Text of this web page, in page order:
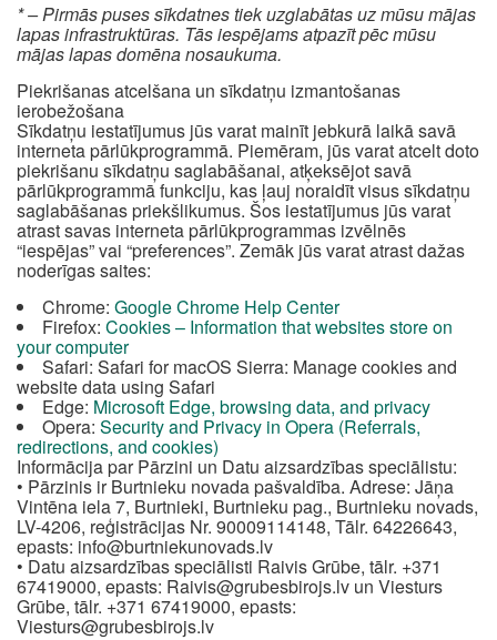
* – Pirmās puses sīkdatnes tiek uzglabātas uz mūsu mājas
lapas infrastruktūras. Tās iespējams atpazīt pēc mūsu
mājas lapas domēna nosaukuma.
Piekrišanas atcelšana un sīkdatņu izmantošanas
ierobežošana
Sīkdatņu iestatījumus jūs varat mainīt jebkurā laikā savā
interneta pārlūkprogrammā. Piemēram, jūs varat atcelt doto
piekrišanu sīkdatņu saglabāšanai, atķeksējot savā
pārlūkprogrammā funkciju, kas ļauj noraidīt visus sīkdatņu
saglabāšanas priekšlikumus. Šos iestatījumus jūs varat
atrast savas interneta pārlūkprogrammas izvēlnēs
“iespējas” vai “preferences”. Zemāk jūs varat atrast dažas
noderīgas saites:
Chrome: Google Chrome Help Center
Firefox: Cookies – Information that websites store on
your computer
Safari: Safari for macOS Sierra: Manage cookies and
website data using Safari
Edge: Microsoft Edge, browsing data, and privacy
Opera: Security and Privacy in Opera (Referrals,
redirections, and cookies)
Informācija par Pārzini un Datu aizsardzības speciālistu:
• Pārzinis ir Burtnieku novada pašvaldība. Adrese: Jāņa
Vintēna iela 7, Burtnieki, Burtnieku pag., Burtnieku novads,
LV-4206, reģistrācijas Nr. 90009114148, Tālr. 64226643,
epasts: info@burtniekunovads.lv
• Datu aizsardzības speciālisti Raivis Grūbe, tālr. +371
67419000, epasts: Raivis@grubesbirojs.lv un Viesturs
Grūbe, tālr. +371 67419000, epasts:
Viesturs@grubesbirojs.lv